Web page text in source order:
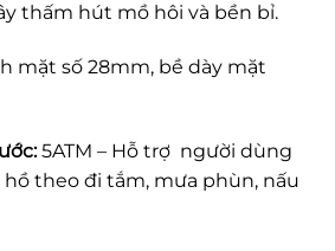
thấm hút mồ hôi và bền bỉ.
mặt số 28mm, bề dày mặt
5ATM – Hỗ trợ người dùng
theo đi tắm, mưa phùn, nấu